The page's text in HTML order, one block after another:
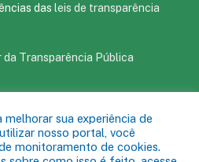
das leis de transparência
da Transparência Pública
a Câmara Municipal de Tracuateua
sua experiência de
nosso portal, você
monitoramento de cookies.